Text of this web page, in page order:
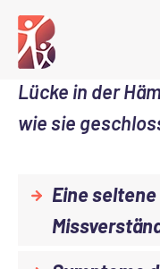
Erkrankung wird
übersehen.
Lücke in der
wie sie
Eine seltene